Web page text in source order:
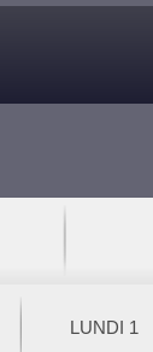
LUNDI 1